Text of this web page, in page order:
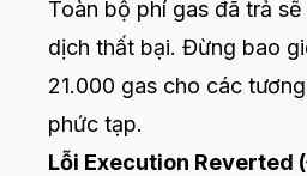
Toàn bộ phí gas đã trả
dịch thất bại. Đừng bao
21.000 gas cho các
phức tạp.
Lỗi Execution Reverted